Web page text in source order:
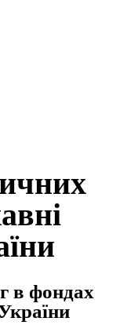
в фондах